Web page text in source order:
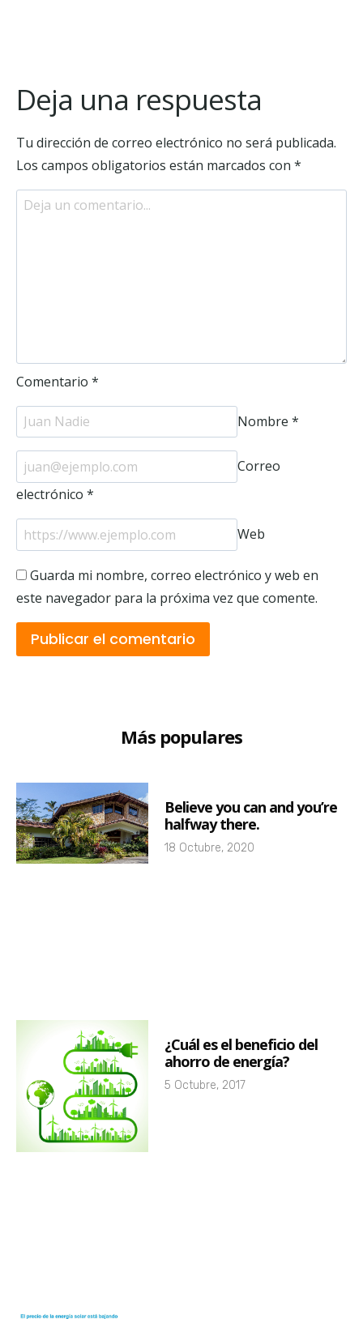
Deja una respuesta
Tu dirección de correo electrónico no será publicada.
Los campos obligatorios están marcados con *
Comentario *
Nombre *
Correo
electrónico *
Web
Guarda mi nombre, correo electrónico y web en
este navegador para la próxima vez que comente.
Más populares
Believe you can and you’re
halfway there.
18 Octubre, 2020
¿Cuál es el beneficio del
ahorro de energía?
5 Octubre, 2017